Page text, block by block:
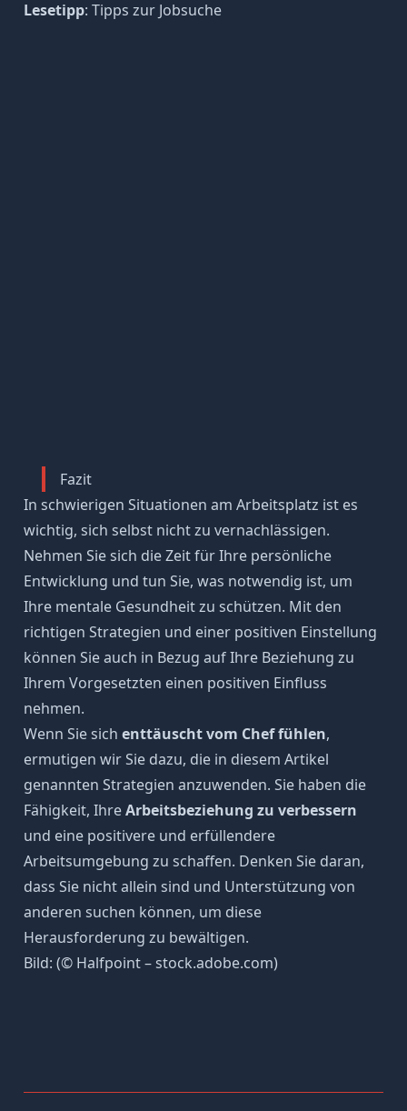
Lesetipp: Tipps zur Jobsuche
Fazit
In schwierigen Situationen am Arbeitsplatz ist es
wichtig, sich selbst nicht zu vernachlässigen.
Nehmen Sie sich die Zeit für Ihre persönliche
Entwicklung und tun Sie, was notwendig ist, um
Ihre mentale Gesundheit zu schützen. Mit den
richtigen Strategien und einer positiven Einstellung
können Sie auch in Bezug auf Ihre Beziehung zu
Ihrem Vorgesetzten einen positiven Einfluss
nehmen.
Wenn Sie sich enttäuscht vom Chef fühlen,
ermutigen wir Sie dazu, die in diesem Artikel
genannten Strategien anzuwenden. Sie haben die
Fähigkeit, IhreArbeitsbeziehung zu verbessern
und eine positivere und erfüllendere
Arbeitsumgebung zu schaffen. Denken Sie daran,
dass Sie nicht allein sind und Unterstützung von
anderen suchen können, um diese
Herausforderung zu bewältigen.
Bild: (© Halfpoint – stock.adobe.com)